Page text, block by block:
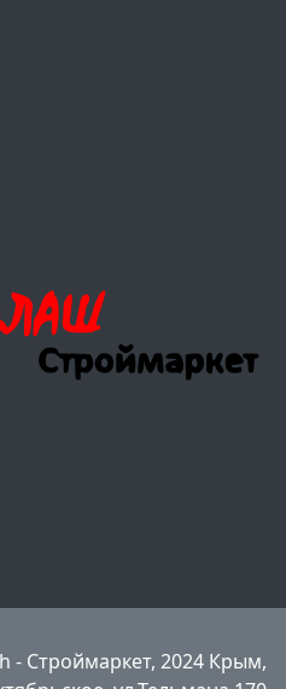
- Строймаркет, 2024 Крым,